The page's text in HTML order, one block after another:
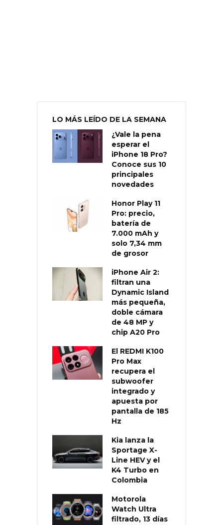
LO MÁS LEÍDO DE LA SEMANA
¿Vale la pena
esperar el
iPhone 18 Pro?
Conoce sus 10
principales
novedades
Honor Play 11
Pro: precio,
batería de
7.000 mAh y
solo 7,34 mm
de grosor
iPhone Air 2:
filtran una
Dynamic Island
más pequeña,
doble cámara
de 48 MP y
chip A20 Pro
El REDMI K100
Pro Max
recupera el
subwoofer
integrado y
apuesta por
pantalla de 185
Hz
Kia lanza la
Sportage X-
Line HEV y el
K4 Turbo en
Colombia
Motorola
Watch Ultra
filtrado, 13 días